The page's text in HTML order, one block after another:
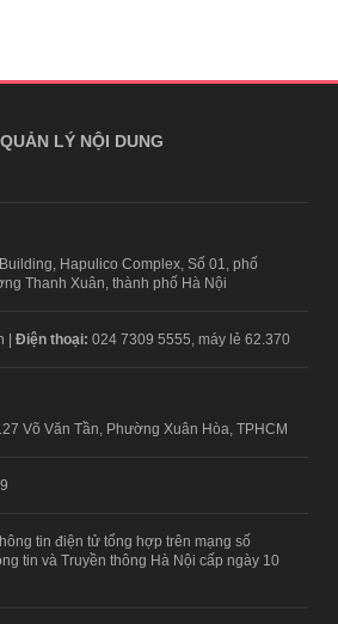
LÝ NỘI DUNG
Hapulico Complex, Số 01, phố
Thanh Xuân, thành phố Hà Nội
| Điện thoại: 024 7309 5555, máy lẻ 62.370
Võ Văn Tần, Phường Xuân Hòa, TPHCM
tin điện tử tổng hợp trên mạng số
tin và Truyền thông Hà Nội cấp ngày 10